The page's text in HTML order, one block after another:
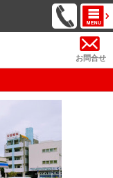
お問合せ